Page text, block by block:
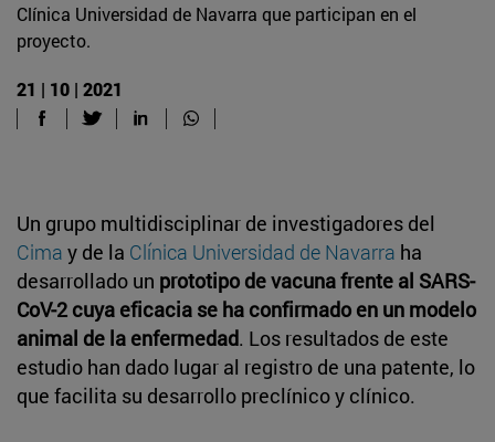
Clínica Universidad de Navarra que participan en el
proyecto.
21 | 10 | 2021
Un grupo multidisciplinar de investigadores del
Cima y de la Clínica Universidad de Navarra ha
desarrollado un prototipo de vacuna frente al SARS-
CoV-2 cuya eficacia se ha confirmado en un modelo
animal de la enfermedad. Los resultados de este
estudio han dado lugar al registro de una patente, lo
que facilita su desarrollo preclínico y clínico.